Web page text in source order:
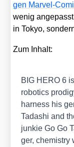
gen Mar­vel-
wenig
in Tokyo,
Zum Inhalt:
BIG HERO 6
robo­tics
harness his
Tada­shi and
jun­kie Go Go
ger, che­mis­try